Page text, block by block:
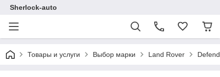
Sherlock-auto
Товары и услуги Выбор марки Land Rover